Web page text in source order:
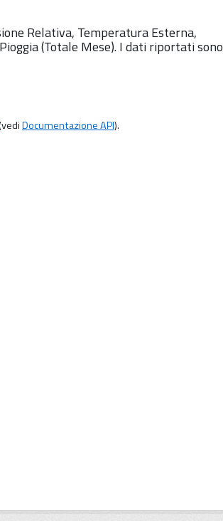
Relativa, Temperatura Esterna,
(Totale Mese). I dati riportati sono
Documentazione API).